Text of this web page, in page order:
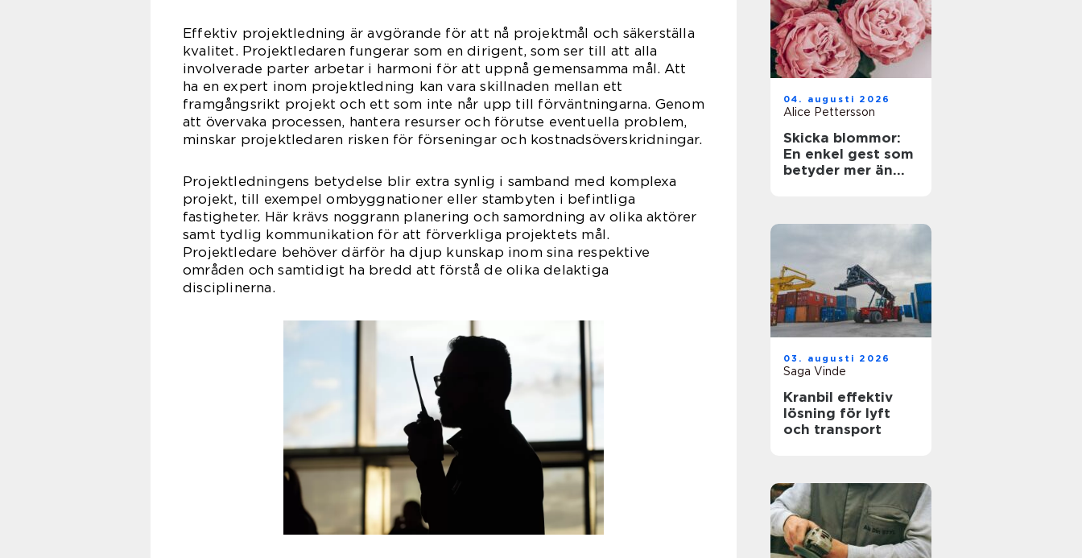
Effektiv projektledning är avgörande för att nå projektmål och säkerställa
kvalitet. Projektledaren fungerar som en dirigent, som ser till att alla
involverade parter arbetar i harmoni för att uppnå gemensamma mål. Att
ha en expert inom projektledning kan vara skillnaden mellan ett
framgångsrikt projekt och ett som inte når upp till förväntningarna. Genom
att övervaka processen, hantera resurser och förutse eventuella problem,
minskar projektledaren risken för förseningar och kostnadsöverskridningar.
Projektledningens betydelse blir extra synlig i samband med komplexa
projekt, till exempel ombyggnationer eller stambyten i befintliga
fastigheter. Här krävs noggrann planering och samordning av olika aktörer
samt tydlig kommunikation för att förverkliga projektets mål.
Projektledare behöver därför ha djup kunskap inom sina respektive
områden och samtidigt ha bredd att förstå de olika delaktiga
disciplinerna.
04. augusti 2026
Alice Pettersson
Skicka blommor:
En enkel gest som
betyder mer än
03. augusti 2026
Saga Vinde
Kranbil effektiv
lösning för lyft
och transport